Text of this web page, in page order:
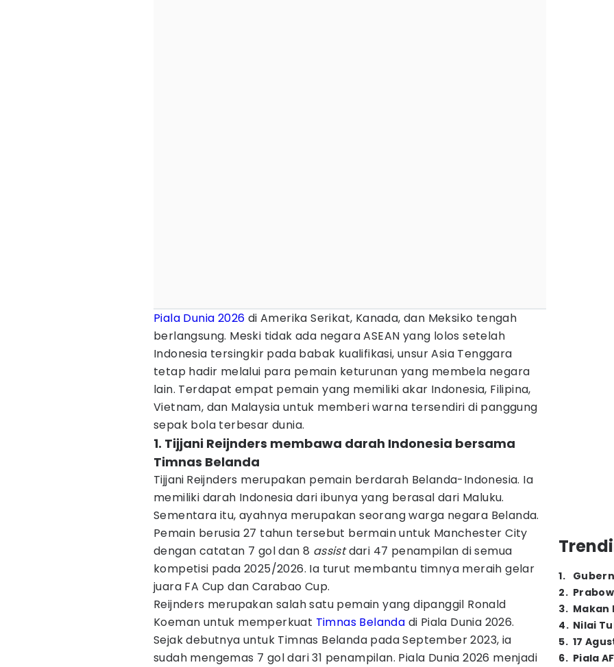
Piala Dunia 2026 di Amerika Serikat, Kanada, dan Meksiko tengah
berlangsung. Meski tidak ada negara ASEAN yang lolos setelah
Indonesia tersingkir pada babak kualifikasi, unsur Asia Tenggara
tetap hadir melalui para pemain keturunan yang membela negara
lain. Terdapat empat pemain yang memiliki akar Indonesia, Filipina,
Vietnam, dan Malaysia untuk memberi warna tersendiri di panggung
sepak bola terbesar dunia.
1. Tijjani Reijnders membawa darah Indonesia bersama
Timnas Belanda
Tijjani Reijnders merupakan pemain berdarah Belanda-Indonesia. Ia
memiliki darah Indonesia dari ibunya yang berasal dari Maluku.
Sementara itu, ayahnya merupakan seorang warga negara Belanda.
Pemain berusia 27 tahun tersebut bermain untuk Manchester City
dengan catatan 7 gol dan 8 assistdari 47 penampilan di semua
kompetisi pada 2025/2026. Ia turut membantu timnya meraih gelar
juara FA Cup dan Carabao Cup.
Reijnders merupakan salah satu pemain yang dipanggil Ronald
Koeman untuk memperkuat Timnas Belanda di Piala Dunia 2026.
Sejak debutnya untuk Timnas Belanda pada September 2023, ia
sudah mengemas 7 gol dari 31 penampilan. Piala Dunia 2026 menjadi
1.
2.
3. Makan
4. Nilai
5. 17
6. Piala